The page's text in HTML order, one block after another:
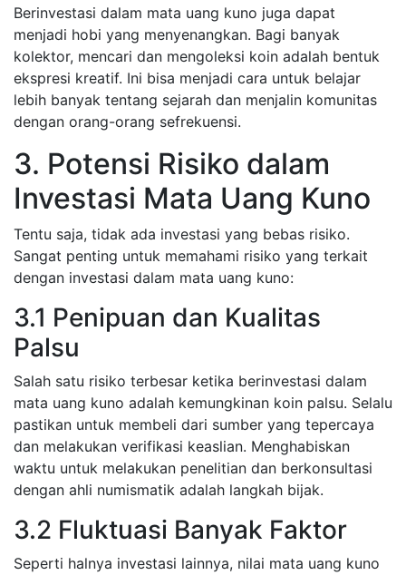
Berinvestasi dalam mata uang kuno juga dapat
menjadi hobi yang menyenangkan. Bagi banyak
kolektor, mencari dan mengoleksi koin adalah bentuk
ekspresi kreatif. Ini bisa menjadi cara untuk belajar
lebih banyak tentang sejarah dan menjalin komunitas
dengan orang-orang sefrekuensi.
3. Potensi Risiko dalam
Investasi Mata Uang Kuno
Tentu saja, tidak ada investasi yang bebas risiko.
Sangat penting untuk memahami risiko yang terkait
dengan investasi dalam mata uang kuno:
3.1 Penipuan dan Kualitas
Palsu
Salah satu risiko terbesar ketika berinvestasi dalam
mata uang kuno adalah kemungkinan koin palsu. Selalu
pastikan untuk membeli dari sumber yang tepercaya
dan melakukan verifikasi keaslian. Menghabiskan
waktu untuk melakukan penelitian dan berkonsultasi
dengan ahli numismatik adalah langkah bijak.
3.2 Fluktuasi Banyak Faktor
Seperti halnya investasi lainnya, nilai mata uang kuno